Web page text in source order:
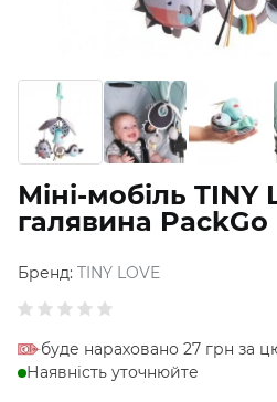
Міні-мобіль TINY
галявина PackGo
Бренд: TINY LOVE
буде нараховано 27 грн за
Наявність уточнюйте